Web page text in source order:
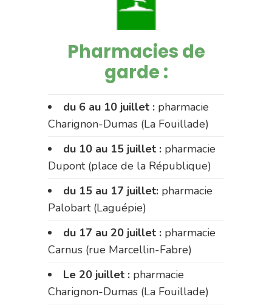
Pharmacies de
garde :
du 6 au 10 juillet : pharmacie
Charignon-Dumas (La Fouillade)
du 10 au 15 juillet : pharmacie
Dupont (place de la République)
du 15 au 17 juillet: pharmacie
Palobart (Laguépie)
du 17 au 20 juillet : pharmacie
Carnus (rue Marcellin-Fabre)
Le 20 juillet : pharmacie
Charignon-Dumas (La Fouillade)